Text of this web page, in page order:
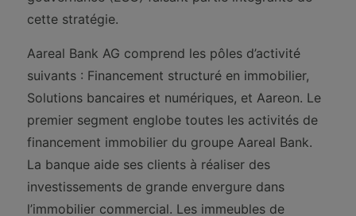
cette stratégie.
Aareal Bank AG comprend les pôles d’activité
suivants : Financement structuré en immobilier,
Solutions bancaires et numériques, et Aareon. Le
premier segment englobe toutes les activités de
financement immobilier du groupe Aareal Bank.
La banque aide ses clients à réaliser des
investissements de grande envergure dans
l’immobilier commercial. Les immeubles de